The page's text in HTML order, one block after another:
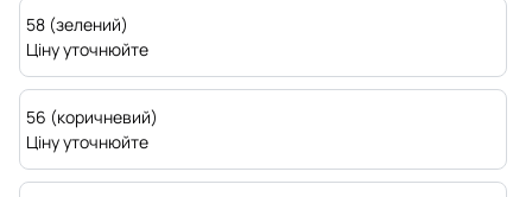
58 (зелений)
Ціну уточнюйте
56 (коричневий)
Ціну уточнюйте